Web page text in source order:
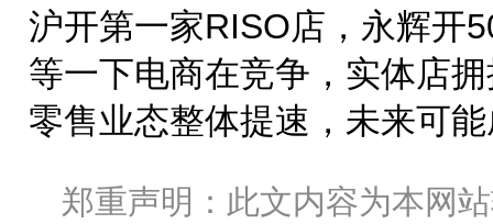
沪开第一家RISO店，永辉开
等一下电商在竞争，实体店
零售业态整体提速，未来可
郑重声明：此文内容为本网